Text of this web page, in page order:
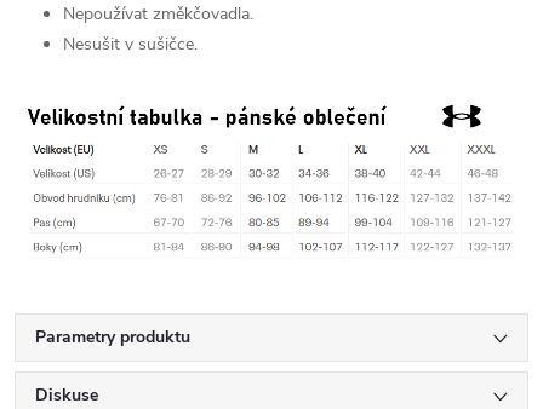
Nepoužívat změkčovadla.
Nesušit v sušičce.
Parametry produktu
Diskuse